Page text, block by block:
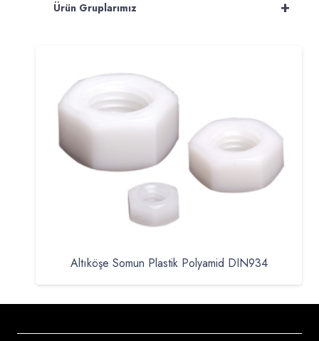
+
Ürün Gruplarımız
Altıköşe Somun Plastik Polyamid DIN934